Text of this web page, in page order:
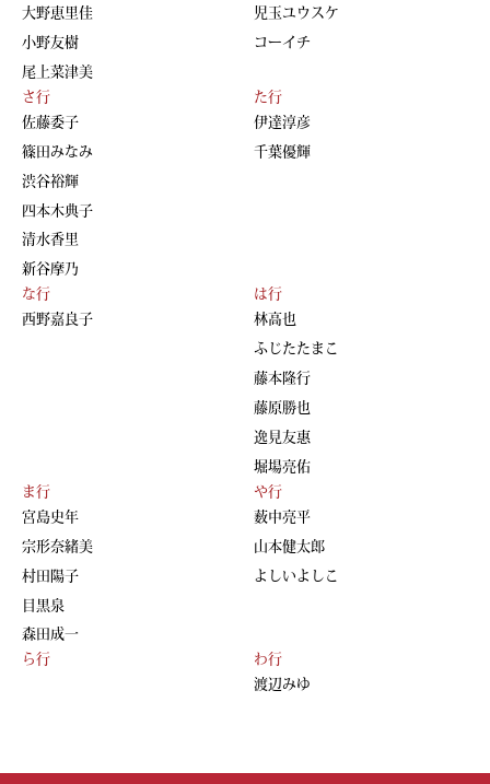
大野恵里佳
小野友樹
尾上菜津美
児玉ユウスケ
コーイチ
さ行
佐藤委子
篠田みなみ
渋谷裕輝
四本木典子
清水香里
新谷摩乃
た行
伊達淳彦
千葉優輝
な行
西野嘉良子
は行
林高也
ふじたたまこ
藤本隆行
藤原勝也
逸見友惠
堀場亮佑
ま行
宮島史年
宗形奈緒美
村田陽子
目黒泉
森田成一
や行
薮中亮平
山本健太郎
よしいよしこ
ら行
わ行
渡辺みゆ